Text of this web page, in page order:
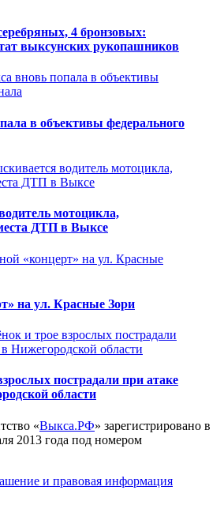
4 бронзовых:
выксунских рукопашников
в объективы федерального
мотоцикла,
ДТП в Выксе
на ул. Красные Зори
пострадали при атаке
области
«Выкса.РФ» зарегистрировано в
2013 года под номером
и правовая информация